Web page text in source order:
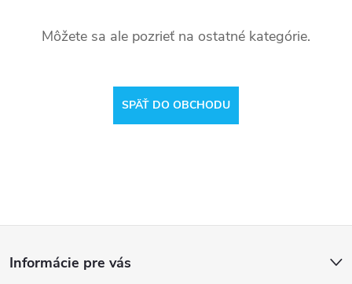
Môžete sa ale pozrieť na ostatné kategórie.
SPÄŤ DO OBCHODU
Informácie pre vás